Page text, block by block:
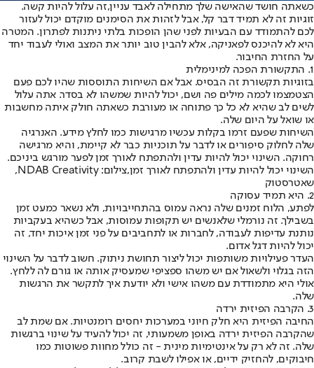
כשאתה חושד שהאישה שלך מתחילה לאבד עניין,זה עלול להיות קשה.
זוגיות זה לא תמיד דבר קל, אבל לזהות את הסימנים מוקדם יכול לעזור
לכם להתמודד עם הבעיות לפני שהן הופכות בלתי ניתנות לפתרון. המטרה
היא לא להיכנס לפאניקה, אלא להבין טוב יותר את המצב ואולי לעבוד יחד
על החזרת החיבור.
1. התקשורת הפכה למינימלית
בזוגיות תקשורת זה הבסיס. אבל אם השיחות התוססות שהיו לכם פעם
הצטמצמו לכמה מילים פה ושם, יכול להיות שמשהו לא בסדר. אתה עלול
לשים לב שהיא לא כל כך פתוחה או מעורבת כשאתה חולק איתה מחשבות
או שואל על היום שלה.
השיחות שפעם זרמו בקלות עכשיו מרגישות כמו לחלץ מידע. האנרגיה
שלה לחלוק סיפורים או לדבר על תוכניות כבר לא קיימת, והיא מרגישה
רחוקה. השינוי יכול להיות עדין ולהתפתח לאורך זמן לפער מורגש ביניכם.
השינוי יכול להיות עדין ולהתפתח לאורך זמן,צילום: NDAB Creativity,
שאטרסטוק
2. היא תמיד עסוקה
לפתע, הלוח זמנים שלה נראה עמוס בהתחייבויות, ולא נשאר כמעט זמן
בשבילך. זה נורמלי שלאנשים יש תקופות עמוסות, אבל כשהיא בעקביות
נותנת עדיפות לעבודה, לחברות או לתחביבים על פני זמן איכות יחד, זה
יכול להיות דגל אדום.
העדר פעילויות משותפות יכול ליצור תחושת ניתוק. חשוב לדבר על השינוי
הזה בגלוי ולשאול אם יש משהו ספציפי שמעסיק אותה או גורם לה ללחץ.
אולי היא מתמודדת עם משהו אישי ולא יודעת איך לתקשר את הרגשות
שלה.
3. הקרבה הפיזית ירדה
החיבה הפיזית היא חלק חיוני במערכות יחסים רומנטיות. אם שמת לב
שהקרבה הפיזית ירדה באופן משמעותי, זה יכול להעיד על שינוי ברגשות
שלה. זה לא רק על אינטימיות מינית - זה כולל מחוות פשוטות כמו
חיבוקים, להחזיק ידיים, או אפילו לשבת קרוב.